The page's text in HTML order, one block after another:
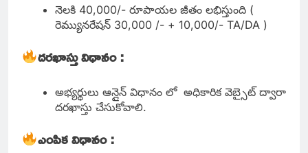
నెలకి 40,000/- రూపాయల జీతం లభిస్తుంది (
రెమ్యునరేషన్ 30,000 /- + 10,000/- TA/DA )
దరఖాస్తు విధానం :
అభ్యర్థులు ఆన్లైన్ విధానం లో అధికారిక వెబ్సైట్ ద్వారా
దరఖాస్తు చేసుకోవాలి.
ఎంపిక విధానం :